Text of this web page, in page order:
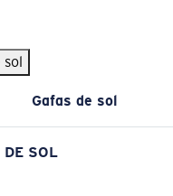
sol
Gafas de sol
DE SOL
Exclusivo